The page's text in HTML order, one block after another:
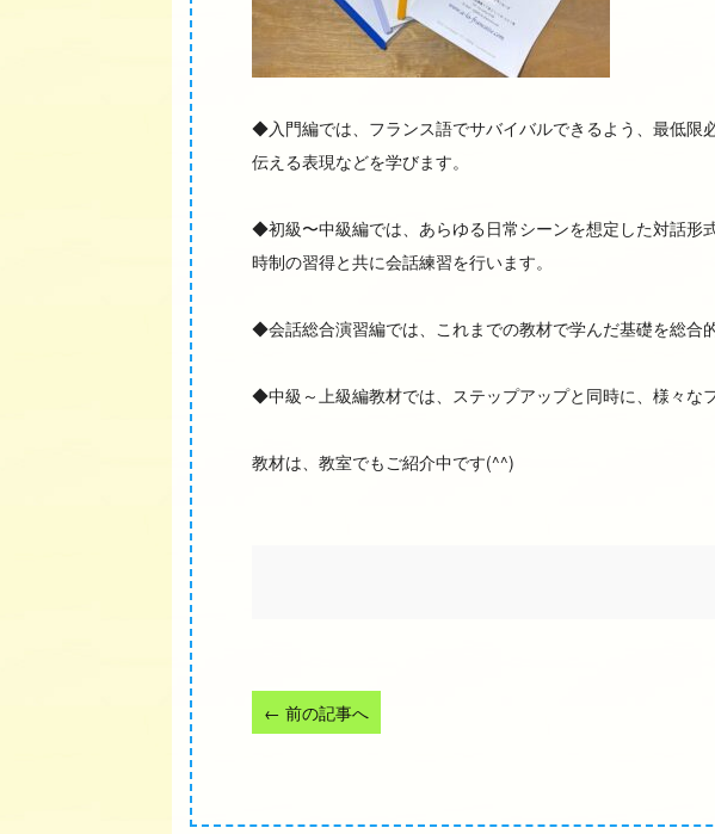
◆入門編では、フランス語でサバイバルできるよう、最低限
伝える表現などを学びます。
◆初級〜中級編では、あらゆる日常シーンを想定した対話形
時制の習得と共に会話練習を行います。
◆会話総合演習編では、これまでの教材で学んだ基礎を総合
◆中級～上級編教材では、ステップアップと同時に、様々な
教材は、教室でもご紹介中です(^^)
← 前の記事へ